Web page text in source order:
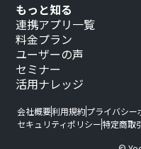
もっと知る
連携アプリ一覧
料金プラン
ユーザーの声
セミナー
活用ナレッジ
会社概要利用規約プライバシー
セキュリティポリシー特定商取